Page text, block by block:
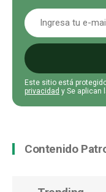
Este sitio está
privacidad y Se aplican
Contenido